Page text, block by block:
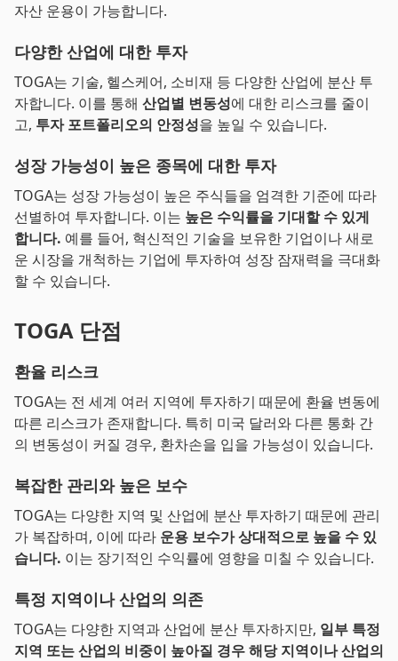
자산 운용이 가능합니다.
다양한 산업에 대한 투자
TOGA는 기술, 헬스케어, 소비재 등 다양한 산업에 분산 투
자합니다. 이를 통해 산업별 변동성에 대한 리스크를 줄이
고, 투자 포트폴리오의 안정성을 높일 수 있습니다.
성장 가능성이 높은 종목에 대한 투자
TOGA는 성장 가능성이 높은 주식들을 엄격한 기준에 따라
선별하여 투자합니다. 이는 높은 수익률을 기대할 수 있게
합니다. 예를 들어, 혁신적인 기술을 보유한 기업이나 새로
운 시장을 개척하는 기업에 투자하여 성장 잠재력을 극대화
할 수 있습니다.
TOGA 단점
환율 리스크
TOGA는 전 세계 여러 지역에 투자하기 때문에 환율 변동에
따른 리스크가 존재합니다. 특히 미국 달러와 다른 통화 간
의 변동성이 커질 경우, 환차손을 입을 가능성이 있습니다.
복잡한 관리와 높은 보수
TOGA는 다양한 지역 및 산업에 분산 투자하기 때문에 관리
가 복잡하며, 이에 따라 운용 보수가 상대적으로 높을 수 있
습니다. 이는 장기적인 수익률에 영향을 미칠 수 있습니다.
특정 지역이나 산업의 의존
TOGA는 다양한 지역과 산업에 분산 투자하지만, 일부 특정
지역 또는 산업의 비중이 높아질 경우 해당 지역이나 산업의